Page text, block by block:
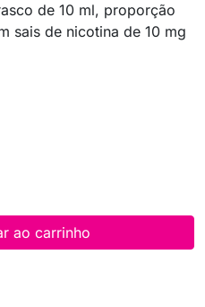
de 10 ml, proporção
sais de nicotina de 10 mg
ao carrinho